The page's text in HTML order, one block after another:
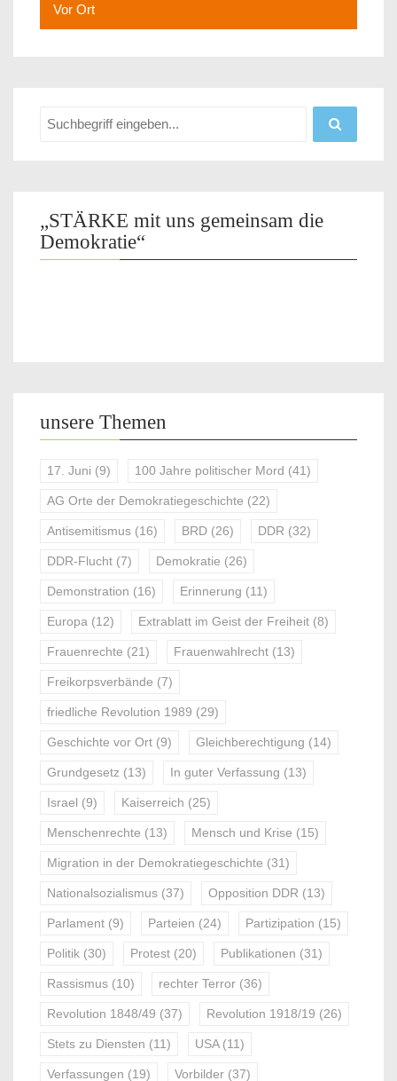
Vor Ort
„STÄRKE mit uns gemeinsam die
Demokratie“
unsere Themen
17. Juni (9) 100 Jahre politischer Mord (41)
AG Orte der Demokratiegeschichte (22)
Antisemitismus (16) BRD (26) DDR (32)
DDR-Flucht (7) Demokratie (26)
Demonstration (16) Erinnerung (11)
Europa (12) Extrablatt im Geist der Freiheit (8)
Frauenrechte (21) Frauenwahlrecht (13)
Freikorpsverbände (7)
friedliche Revolution 1989 (29)
Geschichte vor Ort (9) Gleichberechtigung (14)
Grundgesetz (13) In guter Verfassung (13)
Israel (9) Kaiserreich (25)
Menschenrechte (13) Mensch und Krise (15)
Migration in der Demokratiegeschichte (31)
Nationalsozialismus (37) Opposition DDR (13)
Parlament (9) Parteien (24) Partizipation (15)
Politik (30) Protest (20) Publikationen (31)
Rassismus (10) rechter Terror (36)
Revolution 1848/49 (37) Revolution 1918/19 (26)
Stets zu Diensten (11) USA(11)
Verfassungen (19) Vorbilder (37)